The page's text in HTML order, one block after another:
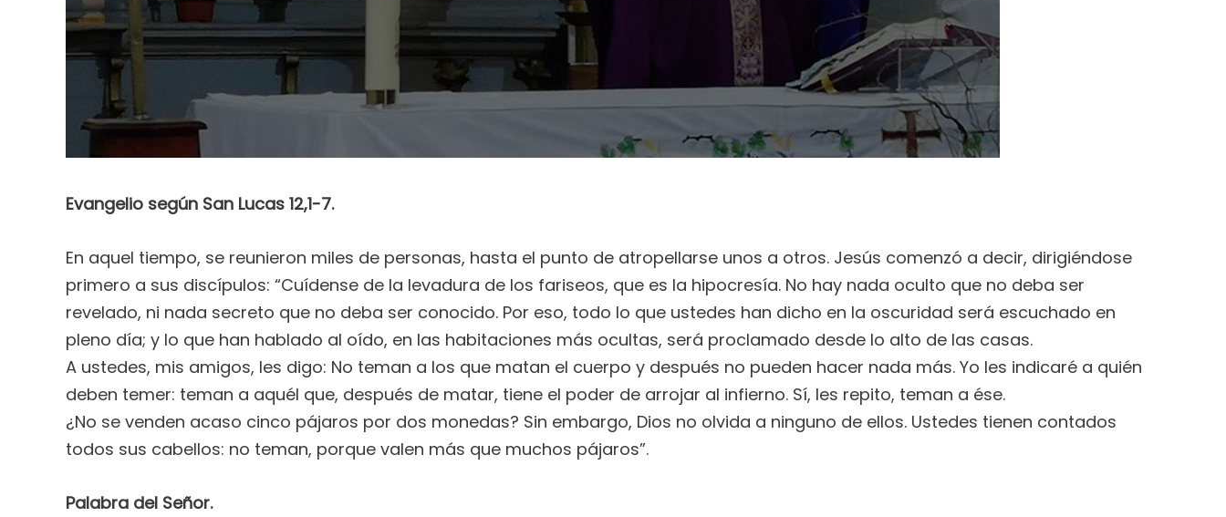
Evangelio según San Lucas 12,1-7.
En aquel tiempo, se reunieron miles de personas, hasta el punto de atropellarse unos a otros. Jesús comenzó a decir, dirigiéndose
primero a sus discípulos: “Cuídense de la levadura de los fariseos, que es la hipocresía. No hay nada oculto que no deba ser
revelado, ni nada secreto que no deba ser conocido. Por eso, todo lo que ustedes han dicho en la oscuridad será escuchado en
pleno día; y lo que han hablado al oído, en las habitaciones más ocultas, será proclamado desde lo alto de las casas.
A ustedes, mis amigos, les digo: No teman a los que matan el cuerpo y después no pueden hacer nada más. Yo les indicaré a quién
deben temer: teman a aquél que, después de matar, tiene el poder de arrojar al infierno. Sí, les repito, teman a ése.
¿No se venden acaso cinco pájaros por dos monedas? Sin embargo, Dios no olvida a ninguno de ellos. Ustedes tienen contados
todos sus cabellos: no teman, porque valen más que muchos pájaros”.
Palabra del Señor.